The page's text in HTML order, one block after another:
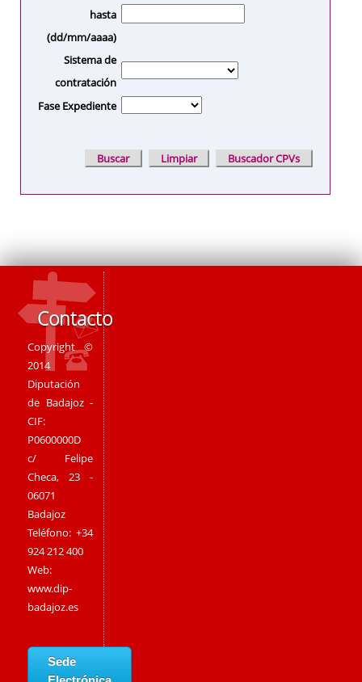
hasta
(dd/mm/aaaa)
Sistema de
contratación
Fase Expediente
Contacto
Copyright ©
2014
Diputación
de Badajoz -
CIF:
P0600000D
c/ Felipe
Checa, 23 -
06071
Badajoz
Teléfono: +34
924 212 400
Web:
www.dip-
badajoz.es
Sede